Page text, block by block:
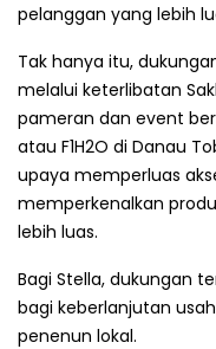
pelanggan yang lebih
Tak hanya itu,
melalui keterlibatan
pameran dan event
atau F1H2O di Danau
upaya memperluas
memperkenalkan
lebih luas.
Bagi Stella, dukungan
bagi keberlanjutan
penenun lokal.